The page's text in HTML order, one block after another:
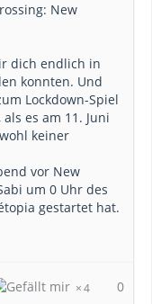
New
dich endlich in
konnten. Und
Lockdown-Spiel
es am 11. Juni
keiner
vor New
um 0 Uhr des
gestartet hat.
4 0